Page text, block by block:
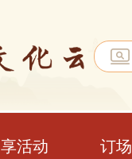
享活动 订